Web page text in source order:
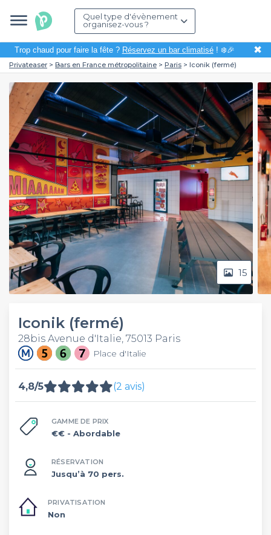
Quel type d'évènement
organisez-vous ?
Trop chaud pour faire la fête ? Réservez un bar climatisé! ❄️🎉 ✖
Privateaser Bars en France métropolitaine Paris Iconik (fermé)
15
Iconik (fermé)
28bis Avenue d'Italie, 75013 Paris
Place d'Italie
4,8/5 (2 avis)
GAMME DE PRIX
€€ - Abordable
RÉSERVATION
Jusqu’à 70 pers.
PRIVATISATION
Non